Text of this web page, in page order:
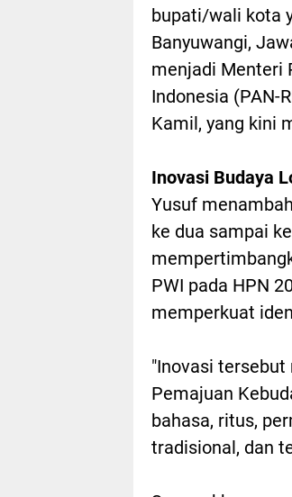
bupati/wali kota
Banyuwangi,
menjadi Menteri
Indonesia (PAN-
Kamil, yang kini
Inovasi Budaya
Yusuf
ke dua sampai
PWI pada HPN
memperkuat
"Inovasi tersebut
Pemajuan
bahasa, ritus,
tradisional, dan